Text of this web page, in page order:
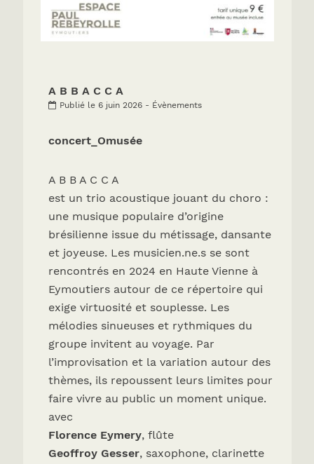
A B B A C C A
Publié le 6 juin 2026 - Évènements
concert_Omusée
A B B A C C A
est un trio acoustique jouant du choro :
une musique populaire d’origine
brésilienne issue du métissage, dansante
et joyeuse. Les musicien.ne.s se sont
rencontrés en 2024 en Haute Vienne à
Eymoutiers autour de ce répertoire qui
exige virtuosité et souplesse. Les
mélodies sinueuses et rythmiques du
groupe invitent au voyage. Par
l’improvisation et la variation autour des
thèmes, ils repoussent leurs limites pour
faire vivre au public un moment unique.
avec
Florence Eymery, flûte
Geoffroy Gesser, saxophone, clarinette